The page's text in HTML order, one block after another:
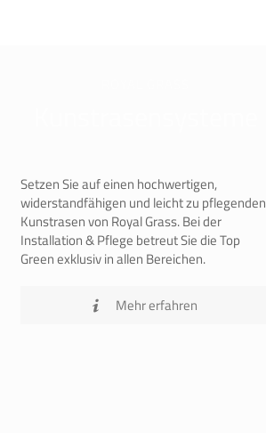
Setzen Sie auf einen hochwertigen,
widerstandfähigen und leicht zu pflegenden
Kunstrasen von Royal Grass. Bei der
Installation & Pflege betreut Sie die Top
Green exklusiv in allen Bereichen.
Mehr erfahren